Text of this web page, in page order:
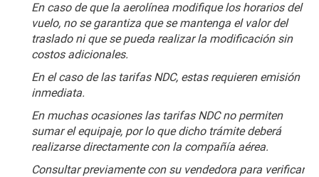
En caso de que la aerolínea modifique los horarios del
vuelo, no se garantiza que se mantenga el valor del
traslado ni que se pueda realizar la modificación sin
costos adicionales.
En el caso de las tarifas NDC, estas requieren emisión
inmediata.
En muchas ocasiones las tarifas NDC no permiten
sumar el equipaje, por lo que dicho trámite deberá
realizarse directamente con la compañía aérea.
Consultar previamente con su vendedora para verificar